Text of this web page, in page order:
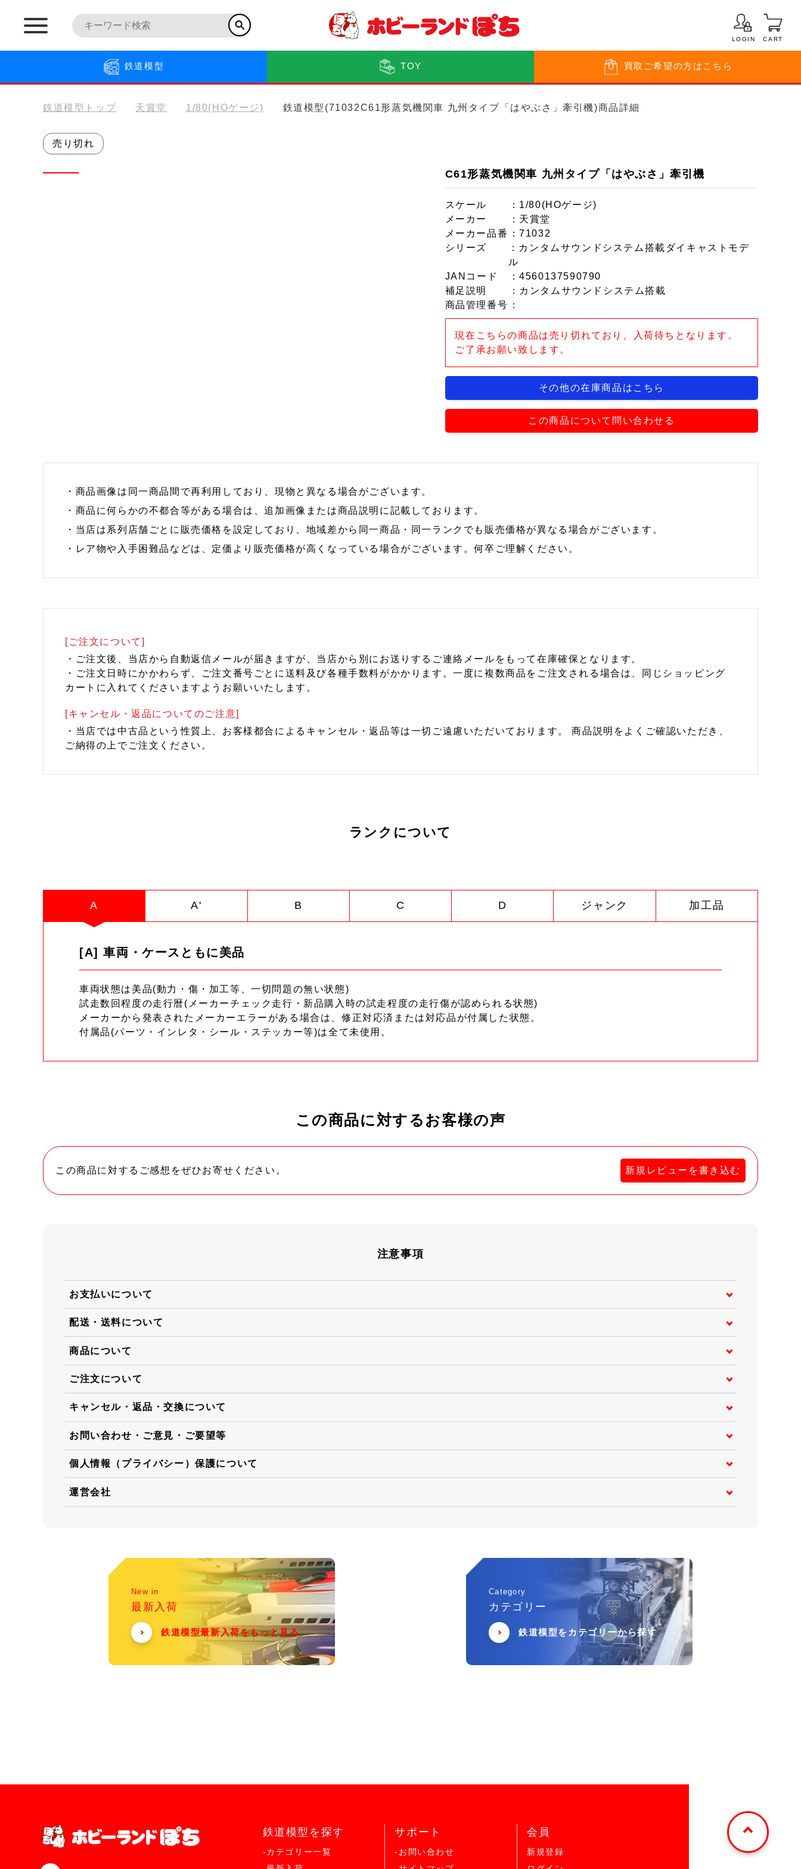
LOGIN CART
鉄道模型 TOY 買取 ご希望の方はこちら
鉄道模型トップ 天賞堂 1/80(HOゲージ) 鉄道模型(71032C61形蒸気機関車 九州タイプ「はやぶさ」牽引機)商品詳細
売り切れ
C61形蒸気機関車 九州タイプ「はやぶさ」牽引機
スケール
：1/80(HOゲージ)
メーカー
：天賞堂
メーカー品番
：71032
シリーズ
：カンタムサウンドシステム搭載ダイキャストモデ
ル
JANコード
：4560137590790
補足説明
：カンタムサウンドシステム搭載
商品管理番号 ：
現在こちらの商品は売り切れており、入荷待ちとなります。
ご了承お願い致します。
その他の在庫商品はこちら
この商品について問い合わせる
・商品画像は同一商品間で再利用しており、現物と異なる場合がございます。
・商品に何らかの不都合等がある場合は、追加画像または商品説明に記載しております。
・当店は系列店舗ごとに販売価格を設定しており、地域差から同一商品・同一ランクでも販売価格が異なる場合がございます。
・レア物や入手困難品などは、定価より販売価格が高くなっている場合がございます。何卒ご理解ください。
[ご注文について]
・ご注文後、当店から自動返信メールが届きますが、当店から別にお送りするご連絡メールをもって在庫確保となります。
・ご注文日時にかかわらず、ご注文番号ごとに送料及び各種手数料がかかります。一度に複数商品をご注文される場合は、同じショッピング
カートに入れてくださいますようお願いいたします。
[キャンセル・返品についてのご注意]
・当店では中古品という性質上、お客様都合によるキャンセル・返品等は一切ご遠慮いただいております。 商品説明をよくご確認いただき、
ご納得の上でご注文ください。
ランクについて
A A' B C D ジャンク 加工品
[A] 車両・ケースともに美品
車両状態は美品(動力・傷・加工等、一切問題の無い状態)
試走数回程度の走行暦(メーカーチェック走行・新品購入時の試走程度の走行傷が認められる状態)
メーカーから発表されたメーカーエラーがある場合は、修正対応済または対応品が付属した状態。
付属品(パーツ・インレタ・シール・ステッカー等)は全て未使用。
この商品に対するお客様の声
この商品に対するご感想をぜひお寄せください。 新規レビューを書き込む
注意事項
お支払いについて
配送・送料について
商品について
ご注文について
キャンセル・返品・交換について
お問い合わせ・ご意見・ご要望等
個人情報（プライバシー）保護について
運営会社
New in
最新入荷
鉄道模型最新入荷をもっと見る
Category
カテゴリー
鉄道模型をカテゴリーから探す
鉄道模型を探す
-カテゴリー一覧
サポート
-お問い合わせ
会員
新規登録